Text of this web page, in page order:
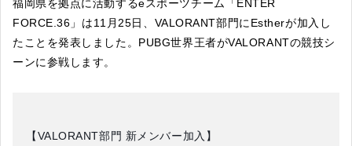
福岡県を拠点に活動するeスポーツチーム「ENTER
FORCE.36」は11月25日、VALORANT部門にEstherが加入し
たことを発表しました。PUBG世界王者がVALORANTの競技シ
ーンに参戦します。
【VALORANT部門 新メンバー加入】